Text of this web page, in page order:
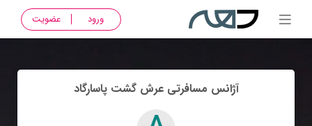
ورود عضویت
آژانس مسافرتی عرش گشت پاسارگاد